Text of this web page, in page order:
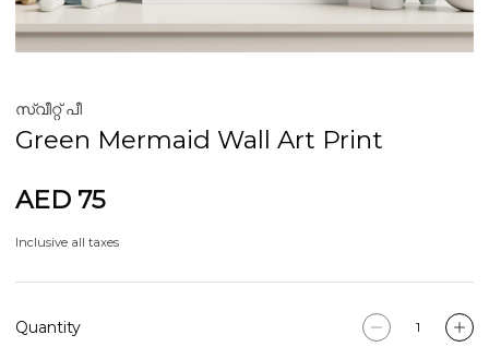
സ്വീറ്റ് പീ
Green Mermaid Wall Art Print
AED 75
Inclusive all taxes
Quantity